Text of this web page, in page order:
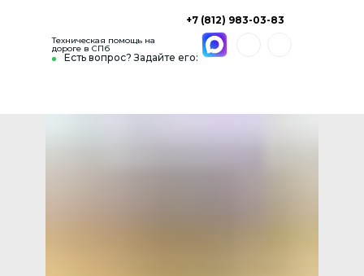
Есть вопрос? Задайте его:
+7 (812) 983-03-83
Техническая помощь на
дороге в СПб